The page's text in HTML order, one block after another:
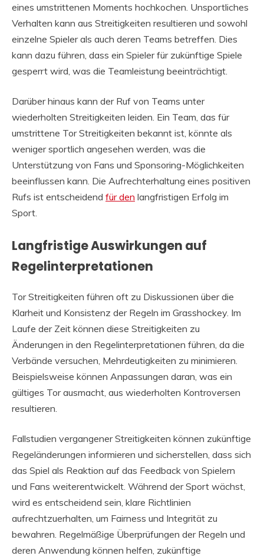
eines umstrittenen Moments hochkochen. Unsportliches
Verhalten kann aus Streitigkeiten resultieren und sowohl
einzelne Spieler als auch deren Teams betreffen. Dies
kann dazu führen, dass ein Spieler für zukünftige Spiele
gesperrt wird, was die Teamleistung beeinträchtigt.
Darüber hinaus kann der Ruf von Teams unter
wiederholten Streitigkeiten leiden. Ein Team, das für
umstrittene Tor Streitigkeiten bekannt ist, könnte als
weniger sportlich angesehen werden, was die
Unterstützung von Fans und Sponsoring-Möglichkeiten
beeinflussen kann. Die Aufrechterhaltung eines positiven
Rufs ist entscheidend für den langfristigen Erfolg im
Sport.
Langfristige Auswirkungen auf
Regelinterpretationen
Tor Streitigkeiten führen oft zu Diskussionen über die
Klarheit und Konsistenz der Regeln im Grasshockey. Im
Laufe der Zeit können diese Streitigkeiten zu
Änderungen in den Regelinterpretationen führen, da die
Verbände versuchen, Mehrdeutigkeiten zu minimieren.
Beispielsweise können Anpassungen daran, was ein
gültiges Tor ausmacht, aus wiederholten Kontroversen
resultieren.
Fallstudien vergangener Streitigkeiten können zukünftige
Regeländerungen informieren und sicherstellen, dass sich
das Spiel als Reaktion auf das Feedback von Spielern
und Fans weiterentwickelt. Während der Sport wächst,
wird es entscheidend sein, klare Richtlinien
aufrechtzuerhalten, um Fairness und Integrität zu
bewahren. Regelmäßige Überprüfungen der Regeln und
deren Anwendung können helfen, zukünftige